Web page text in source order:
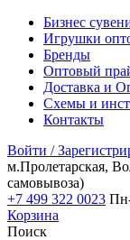
Бизнес
Игрушки
Бренды
Оптовый
Доставка и
Схемы и
Контакты
Войти /
м.Пролетарская,
самовывоза)
+7 499 322 0023
Корзина
Поиск